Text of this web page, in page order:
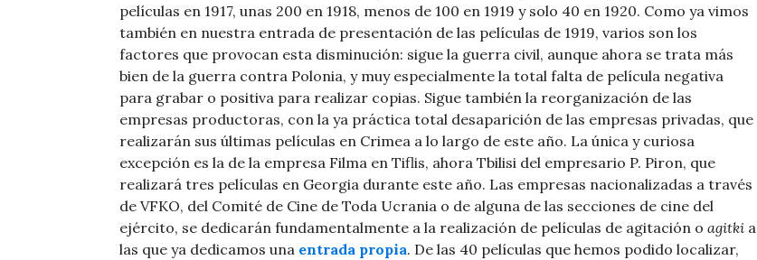
películas en 1917, unas 200 en 1918, menos de 100 en 1919 y solo 40 en 1920. Como ya vimos
también en nuestra entrada de presentación de las películas de 1919, varios son los
factores que provocan esta disminución: sigue la guerra civil, aunque ahora se trata más
bien de la guerra contra Polonia, y muy especialmente la total falta de película negativa
para grabar o positiva para realizar copias. Sigue también la reorganización de las
empresas productoras, con la ya práctica total desaparición de las empresas privadas, que
realizarán sus últimas películas en Crimea a lo largo de este año. La única y curiosa
excepción es la de la empresa Filma en Tiflis, ahora Tbilisi del empresario P. Piron, que
realizará tres películas en Georgia durante este año. Las empresas nacionalizadas a través
de VFKO, del Comité de Cine de Toda Ucrania o de alguna de las secciones de cine del
ejército, se dedicarán fundamentalmente a la realización de películas de agitación o agitki a
las que ya dedicamos una entrada propia. De las 40 películas que hemos podido localizar,